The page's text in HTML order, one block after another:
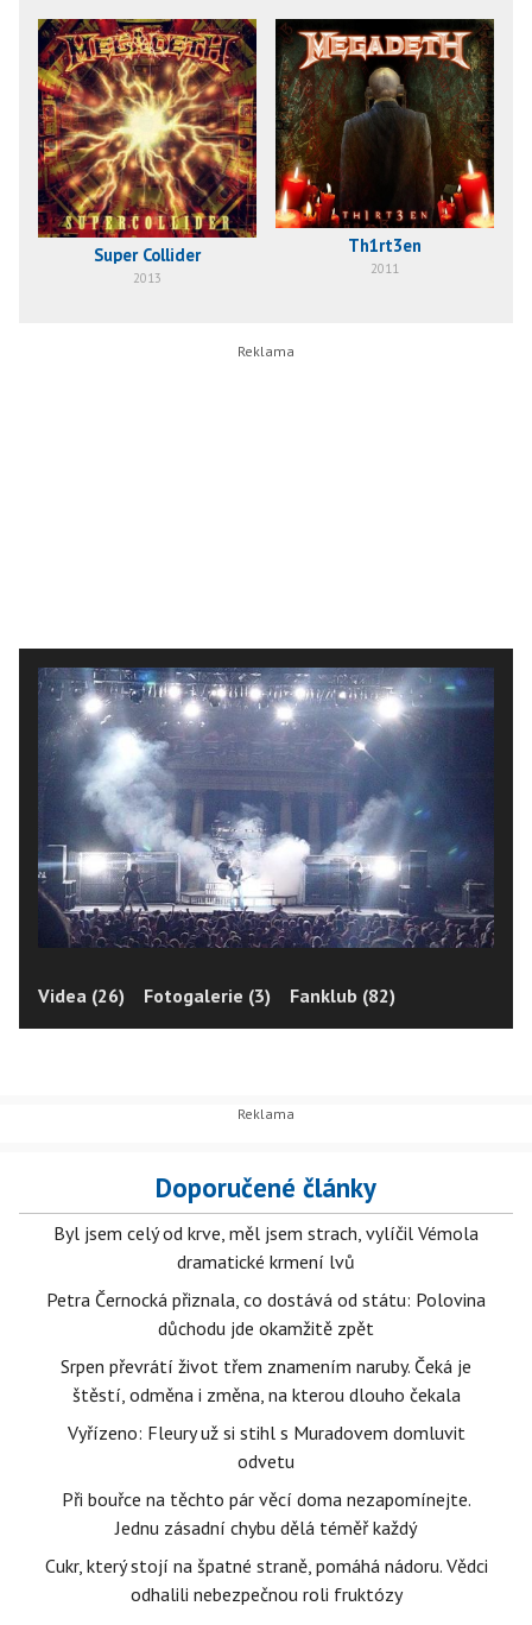
Super Collider
2013
Th1rt3en
2011
Videa (26) Fotogalerie (3) Fanklub (82)
Doporučené články
Byl jsem celý od krve, měl jsem strach, vylíčil Vémola
dramatické krmení lvů
Petra Černocká přiznala, co dostává od státu: Polovina
důchodu jde okamžitě zpět
Srpen převrátí život třem znamením naruby. Čeká je
štěstí, odměna i změna, na kterou dlouho čekala
Vyřízeno: Fleury už si stihl s Muradovem domluvit
odvetu
Při bouřce na těchto pár věcí doma nezapomínejte.
Jednu zásadní chybu dělá téměř každý
Cukr, který stojí na špatné straně, pomáhá nádoru. Vědci
odhalili nebezpečnou roli fruktózy